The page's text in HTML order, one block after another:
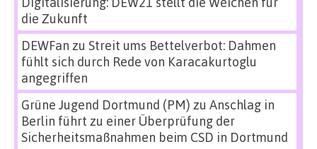
die Zukunft
DEWFan zu Streit ums Bettelverbot: Dahmen
fühlt sich durch Rede von Karacakurtoglu
angegriffen
Grüne Jugend Dortmund (PM) zu Anschlag in
Berlin führt zu einer Überprüfung der
Sicherheitsmaßnahmen beim CSD in Dortmund